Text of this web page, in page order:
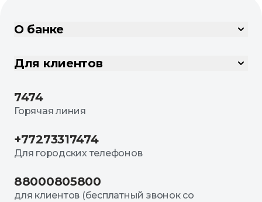
О банке
Для клиентов
7474
Горячая линия
+77273317474
Для городских телефонов
88000805800
для клиентов (бесплатный звонок со